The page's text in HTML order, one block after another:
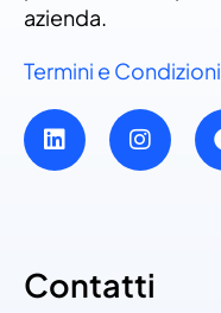
azienda.
Termini e Condizioni
Contatti